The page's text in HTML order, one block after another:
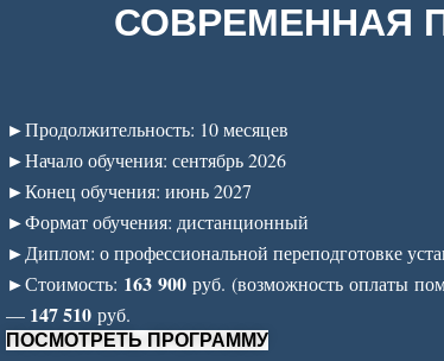
СОВРЕМЕННАЯ
►Продолжительность: 10 месяцев
►Начало обучения: сентябрь 2026
►Конец обучения: июнь 2027
►Формат обучения: дистанционный
►Диплом: о профессиональной переподготовке
►Стоимость: 163 900 руб. (возможность оплаты
— 147 510 руб.
ПОСМОТРЕТЬ ПРОГРАММУ